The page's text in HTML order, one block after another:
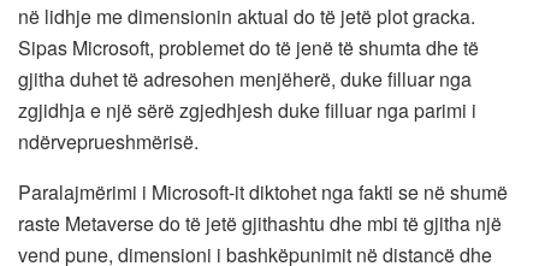
në lidhje me dimensionin aktual do të jetë plot gracka.
Sipas Microsoft, problemet do të jenë të shumta dhe të
gjitha duhet të adresohen menjëherë, duke filluar nga
zgjidhja e një sërë zgjedhjesh duke filluar nga parimi i
ndërveprueshmërisë.
Paralajmërimi i Microsoft-it diktohet nga fakti se në shumë
raste Metaverse do të jetë gjithashtu dhe mbi të gjitha një
vend pune, dimensioni i bashkëpunimit në distancë dhe